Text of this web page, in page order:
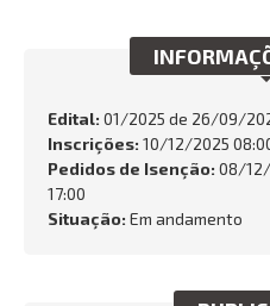
FALE CONOSCO
Busca:
Edital: 01/2025 de 26/09/
Inscrições: 10/12/2025
Pedidos de Isenção: 08/
17:00
Situação: Em andamento